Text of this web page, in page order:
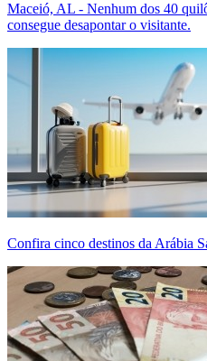
Maceió, AL - Nenhum dos 40
consegue desapontar o visitante.
Confira cinco destinos da Arábia